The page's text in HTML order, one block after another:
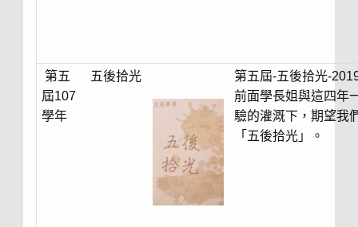
第五
屆107
學年
五後拾光
第五屆-五後拾光-
前面學長姐與這四年
驗的灌溉下，期望我
「五後拾光」。